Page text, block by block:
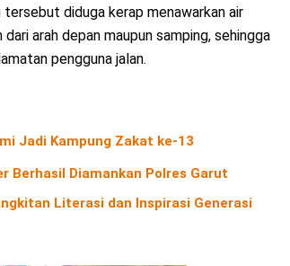
diduga kerap menawarkan air
arah depan maupun samping, sehingga
pengguna jalan.
Jadi Kampung Zakat ke-13
Berhasil Diamankan Polres Garut
Literasi dan Inspirasi Generasi